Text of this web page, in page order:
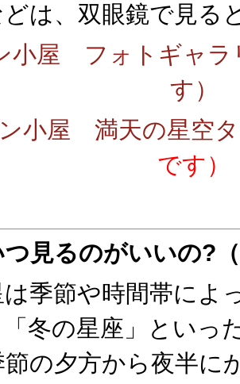
は、双眼鏡で見る
小屋 フォトギャラ
す）
小屋 満天の星空
です）
見るのがいいの?
は季節や時間帯によ
冬の星座」といっ
節の夕方から夜半に